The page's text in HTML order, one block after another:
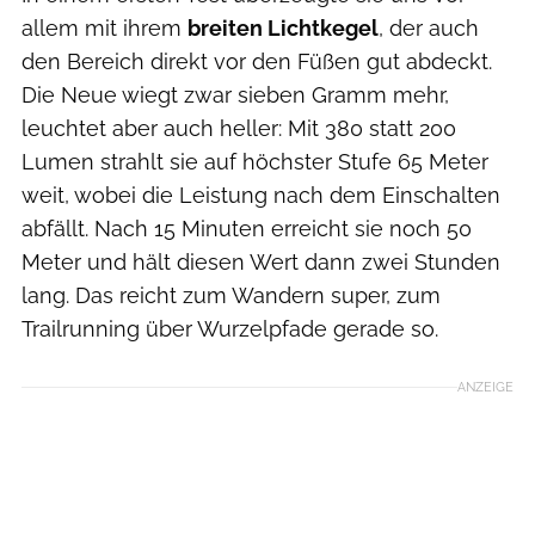
allem mit ihrem breiten Lichtkegel, der auch
den Bereich direkt vor den Füßen gut abdeckt.
Die Neue wiegt zwar sieben Gramm mehr,
leuchtet aber auch heller: Mit 380 statt 200
Lumen strahlt sie auf höchster Stufe 65 Meter
weit, wobei die Leistung nach dem Einschalten
abfällt. Nach 15 Minuten erreicht sie noch 50
Meter und hält diesen Wert dann zwei Stunden
lang. Das reicht zum Wandern super, zum
Trailrunning über Wurzelpfade gerade so.
ANZEIGE